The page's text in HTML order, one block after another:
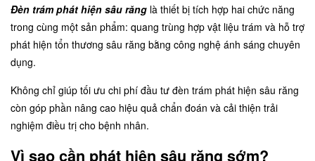
Đèn trám phát hiện sâu răng là thiết bị tích hợp hai chức năng
trong cùng một sản phẩm: quang trùng hợp vật liệu trám và hỗ trợ
phát hiện tổn thương sâu răng bằng công nghệ ánh sáng chuyên
dụng.
Không chỉ giúp tối ưu chi phí đầu tư đèn trám phát hiện sâu răng
còn góp phần nâng cao hiệu quả chẩn đoán và cải thiện trải
nghiệm điều trị cho bệnh nhân.
Vì sao cần phát hiện sâu răng sớm?